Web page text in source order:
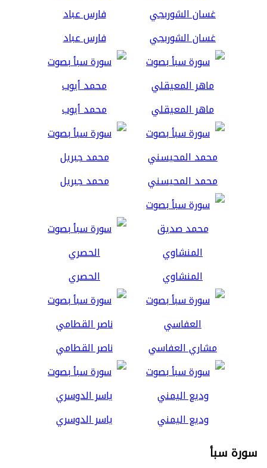
غسان الشوربجي فارس عباد
ماهر المعيقلي محمد أيوب
محمد المحيسني محمد جبريل
المنشاوي الحصري
مشاري العفاسي ناصر القطامي
وديع اليمني ياسر الدوسري
سورة سبأ